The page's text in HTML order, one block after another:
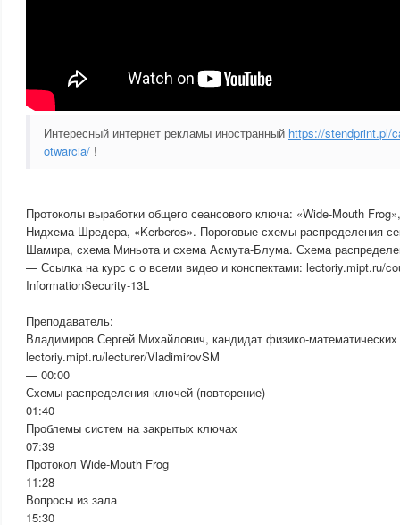
Интересный интернет рекламы иностранный https://stendprint.pl/
otwarcia/ !
Протоколы выработки общего сеансового ключа: «Wide-Mouth
Нидхема-Шредера, «Kerberos». Пороговые схемы распределения
Шамира, схема Миньота и схема Асмута-Блума. Схема
— Ссылка на курс с о всеми видео и конспектами: lectoriy.mipt.ru/
InformationSecurity-13L
Преподаватель:
Владимиров Сергей Михайлович, кандидат физико-
lectoriy.mipt.ru/lecturer/VladimirovSM
— 00:00
Схемы распределения ключей (повторение)
01:40
Проблемы систем на закрытых ключах
07:39
Протокол Wide-Mouth Frog
11:28
Вопросы из зала
15:30